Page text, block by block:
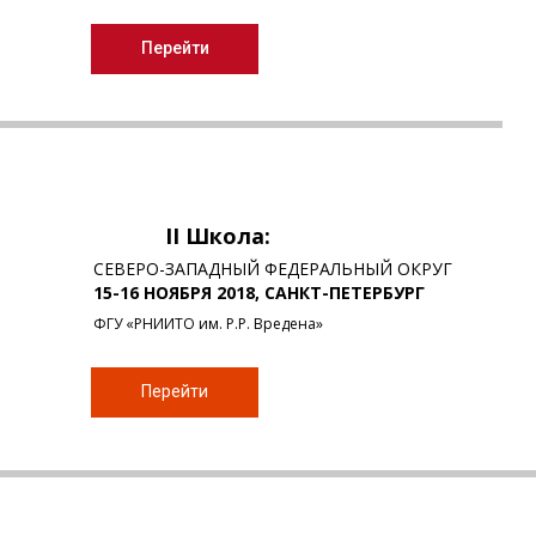
Перейти
II Школа:
СЕВЕРО-ЗАПАДНЫЙ ФЕДЕРАЛЬНЫЙ ОКРУГ
15-16 НОЯБРЯ 2018, САНКТ-ПЕТЕРБУРГ
ФГУ «РНИИТО им. Р.Р. Вредена»
Перейти